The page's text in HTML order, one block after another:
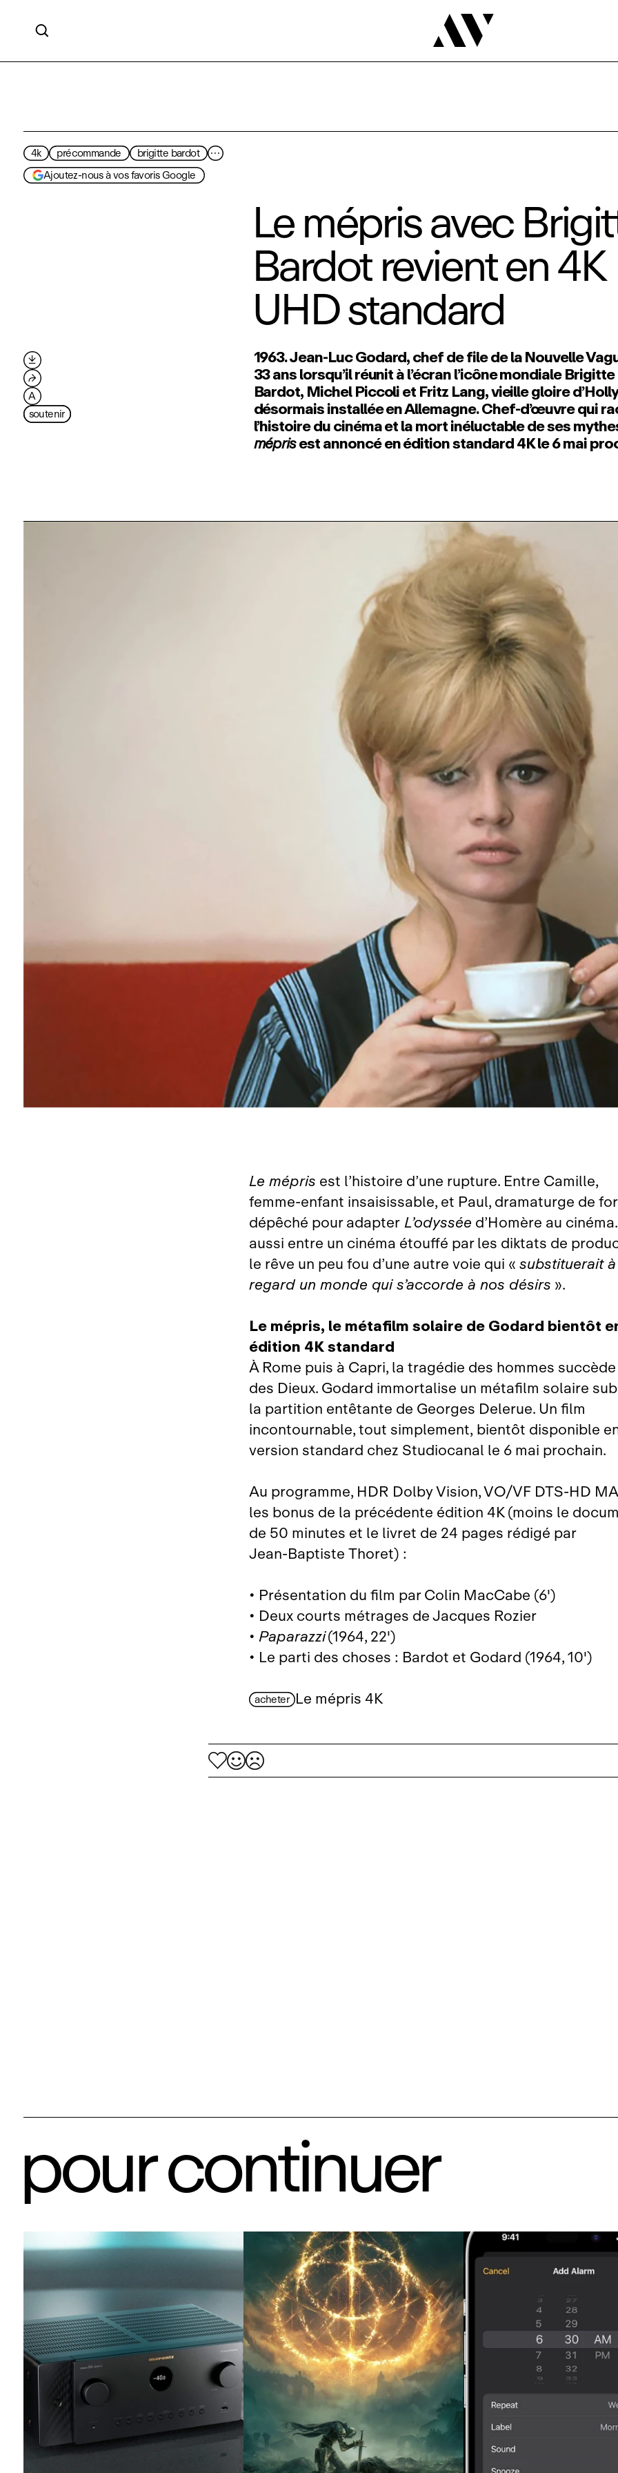

4k précommande brigitte bardot
···
Ajoutez-nous à vos favoris Google
Le mépris avec
Bardot revient en 4K
UHD standard
1963. Jean‑Luc Godard, chef de file de la Nouvelle
33 ans lorsqu’il réunit à l’écran l’icône mondiale Brigitte
Bardot, Michel Piccoli et Fritz Lang, vieille gloire
désormais installée en Allemagne. Chef‑d’œuvre qui
l’histoire du cinéma et la mort inéluctable de ses
méprisest annoncé en édition standard 4K le 6 mai

⮫
A
soutenir
Le mépris est l’histoire d’une rupture. Entre Camille,
femme‑enfant insaisissable, et Paul, dramaturge de
dépêché pour adapterL’odyssée d’Homère au
aussi entre un cinéma étouffé par les diktats de
le rêve un peu fou d’une autre voie qui «substituerait
regard un monde qui s’accorde à nos désirs ».
Le mépris, le métafilm solaire de Godard bientôt
édition 4K standard
À Rome puis à Capri, la tragédie des hommes
des Dieux. Godard immortalise un métafilm solaire
la partition entêtante de Georges Delerue. Un film
incontournable, tout simplement, bientôt disponible
version standard chez Studiocanal le 6 mai prochain.
Au programme, HDR Dolby Vision, VO/VF DTS‑HD
les bonus de la précédente édition 4K (moins le
de 50 minutes et le livret de 24 pages rédigé par
Jean‑Baptiste Thoret) :
• Présentation du film par Colin MacCabe (6')
• Deux courts métrages de Jacques Rozier
•Paparazzi(1964, 22')
• Le parti des choses : Bardot et Godard (1964, 10')
acheter Le mépris 4K
pour continuer